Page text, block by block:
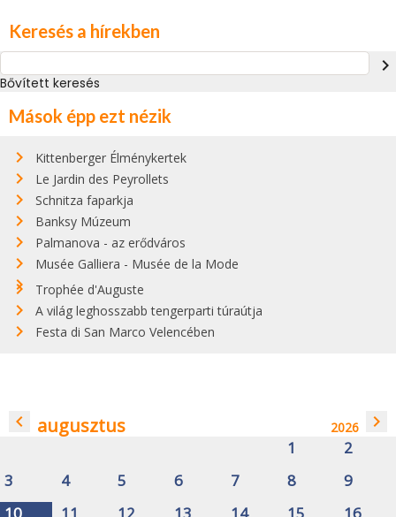
Keresés a hírekben
navigate_next
Bővített keresés
Mások épp ezt nézik
Kittenberger Élménykertek
Le Jardin des Peyrollets
Schnitza faparkja
Banksy Múzeum
Palmanova - az erődváros
Musée Galliera - Musée de la Mode
Trophée d'Auguste
A világ leghosszabb tengerparti túraútja
Festa di San Marco Velencében
navigate_before augusztus 2026 navigate_next
1
2
3
4 5 6 7 8
9
10
11 12 13 14 15
16